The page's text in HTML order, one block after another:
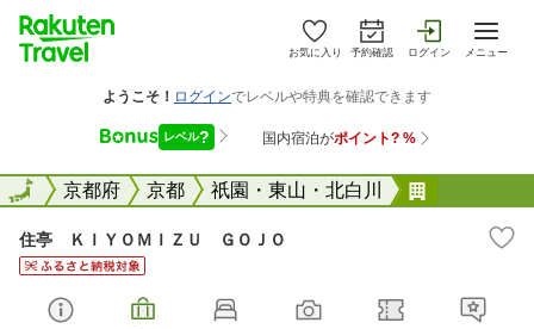
お気に入り 予約確認 ログイン メニュー
全国京都府 京都 祇園・東山・北白川
全国
住亭 ＫＩＹＯＭＩＺＵ ＧＯＪＯ